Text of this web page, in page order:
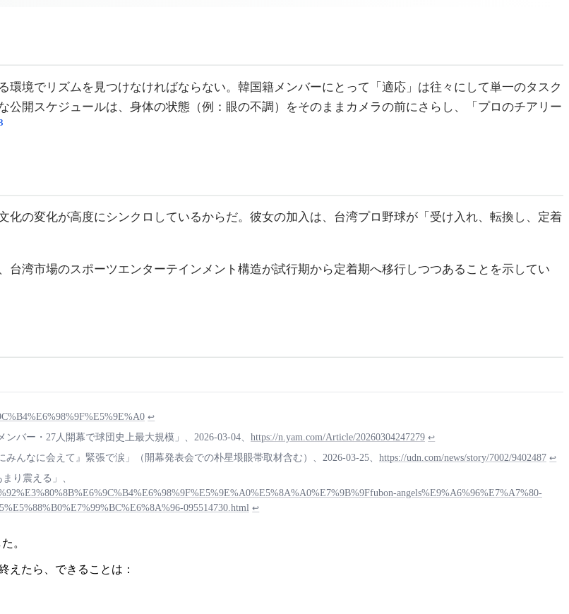
環境でリズムを見つけなければならない。韓国籍メンバーにとって「適応」は往々にして単一のタスク
開スケジュールは、身体の状態（例：眼の不調）をそのままカメラの前にさらし、「プロのチアリー
の変化が高度にシンクロしているからだ。彼女の加入は、台湾プロ野球が「受け入れ、転換し、定着
湾市場のスポーツエンターテインメント構造が試行期から定着期へ移行しつつあることを示してい
↩
バー・27人開幕で球団史上最大規模」、2026-03-04、 https://n.yam.com/Article/20260304247279 ↩
んなに会えて』緊張で涙」（開幕発表会での朴星垠眼帯取材含む）、2026-03-25、 https://udn.com/news/story/7002/9402487 ↩
り震える」、
angels%E9%A6%96%E7%A7%80-
095514730.html ↩
。
えたら、できることは：